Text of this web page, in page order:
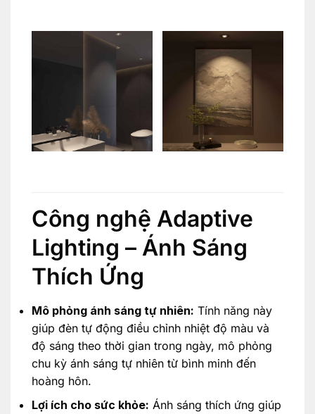
Công nghệ Adaptive
Lighting – Ánh Sáng
Thích Ứng
Mô phỏng ánh sáng tự nhiên: Tính năng này
giúp đèn tự động điều chỉnh nhiệt độ màu và
độ sáng theo thời gian trong ngày, mô phỏng
chu kỳ ánh sáng tự nhiên từ bình minh đến
hoàng hôn.
Lợi ích cho sức khỏe: Ánh sáng thích ứng giúp